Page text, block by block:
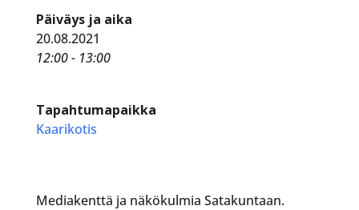
Päiväys ja aika
20.08.2021
12:00 - 13:00
Tapahtumapaikka
Kaarikotis
Mediakenttä ja näkökulmia Satakuntaan.